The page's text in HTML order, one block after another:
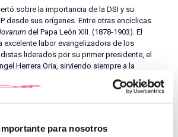
para nosotros
sobre la importancia de la DSI y su
desde sus orígenes. Entre otras encíclicas
del Papa León XIII (1878-1903). El
excelente labor evangelizadora de los
liderados por su primer presidente, el
Herrera Oria, sirviendo siempre a la
ser servida. Explicó a los presentes como
mantenido siempre una especial
tuvo lugar un interesante coloquio con